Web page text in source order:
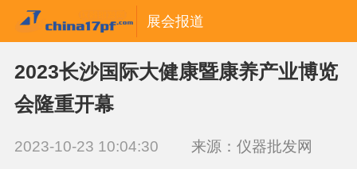
展会报道
2023长沙国际大健康暨康养产业博览
会隆重开幕
2023-10-23 10:04:30 来源：仪器批发网